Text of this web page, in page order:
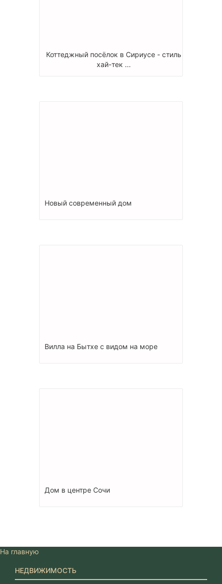
Коттеджный посёлок в Сириусе - стиль
хай-тек ...
Новый современный дом
Вилла на Бытхе с видом на море
Дом в центре Сочи
На главную
НЕДВИЖИМОСТЬ